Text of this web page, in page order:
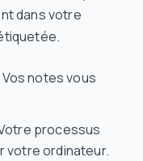
dans votre
Vos notes vous
processus
votre ordinateur.